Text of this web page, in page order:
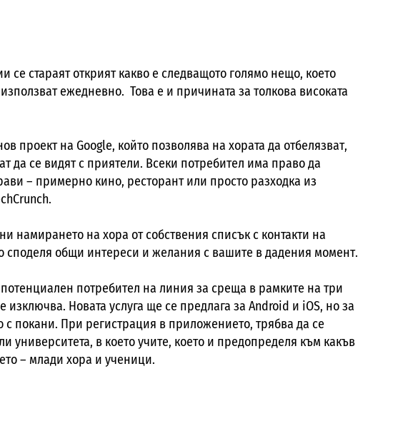
се стараят открият какво е следващото голямо нещо, което
ежедневно. Това е и причината за толкова високата
проект на Google, който позволява на хората да отбелязват,
да се видят с приятели. Всеки потребител има право да
– примерно кино, ресторант или просто разходка из
намирането на хора от собствения списък с контакти на
споделя общи интереси и желания с вашите в дадения момент.
потребител на линия за среща в рамките на три
изключва. Новата услуга ще се предлага за Android и iOS, но за
с покани. При регистрация в приложението, трябва да се
университета, в което учите, което и предопределя към какъв
– млади хора и ученици.